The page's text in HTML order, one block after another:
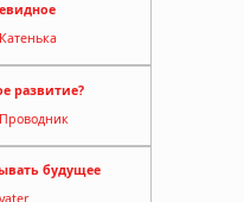
Катенька
развитие?
Проводник
будущее